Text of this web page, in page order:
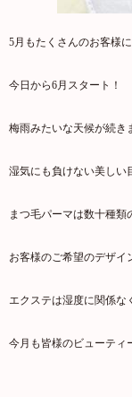
5月もたくさんのお客様
今日から6月スタート！
梅雨みたいな天候が続き
湿気にも負けない美しい
まつ毛パーマは数十種類
お客様のご希望のデザイ
エクステは湿度に関係な
今月も皆様のビューティ